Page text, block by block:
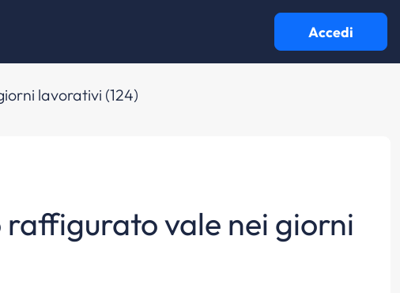
Accedi
lavorativi (124)
vale nei giorni